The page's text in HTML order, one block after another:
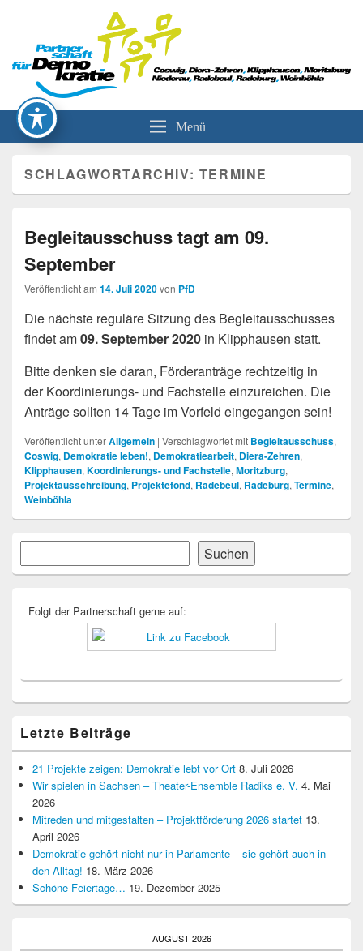
Partnerschaft für Demokratie
Menü
SCHLAGWORTARCHIV: TERMINE
Begleitausschuss tagt am 09.
September
Veröffentlicht am 14. Juli 2020von PfD
Die nächste reguläre Sitzung des Begleitausschusses
findet am09. September 2020 in Klipphausen statt.
Bitte denken sie daran, Förderanträge rechtzeitig in
der Koordinierungs- und Fachstelle einzureichen. Die
Anträge sollten 14 Tage im Vorfeld eingegangen sein!
Veröffentlicht unterAllgemein | Verschlagwortet mit Begleitausschuss,
Coswig, Demokratie leben!, Demokratiearbeit, Diera-Zehren,
Klipphausen, Koordinierungs- und Fachstelle, Moritzburg,
Projektausschreibung, Projektefond, Radebeul, Radeburg, Termine,
Weinböhla
Primärer
Widgetbereich
Suchen
Folgt der Partnerschaft gerne auf:
Letzte Beiträge
21 Projekte zeigen: Demokratie lebt vor Ort 8. Juli 2026
Wir spielen in Sachsen – Theater-Ensemble Radiks e. V. 4. Mai
2026
Mitreden und mitgestalten – Projektförderung 2026 startet 13.
April 2026
Demokratie gehört nicht nur in Parlamente – sie gehört auch in
den Alltag! 18. März 2026
Schöne Feiertage… 19. Dezember 2025
AUGUST 2026